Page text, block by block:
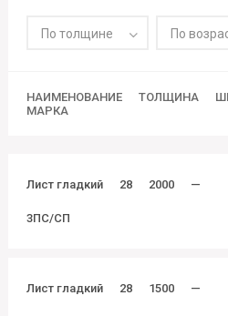
По толщине По
НАИМЕНОВАНИЕ ТОЛЩИНА
МАРКА
Лист гладкий 28 2000 —
3ПС/СП
Лист гладкий 28 1500 —